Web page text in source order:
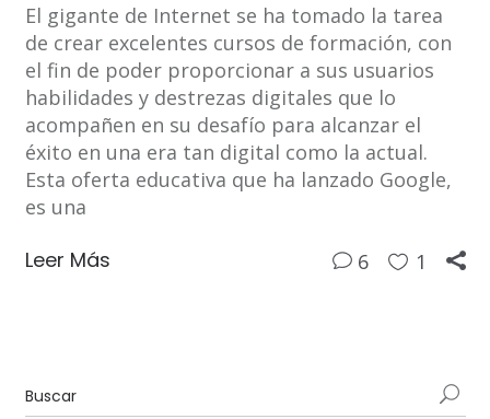
El gigante de Internet se ha tomado la tarea
de crear excelentes cursos de formación, con
el fin de poder proporcionar a sus usuarios
habilidades y destrezas digitales que lo
acompañen en su desafío para alcanzar el
éxito en una era tan digital como la actual.
Esta oferta educativa que ha lanzado Google,
es una
Leer Más 6 1